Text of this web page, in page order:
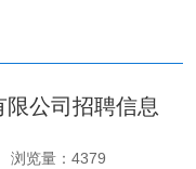
公司招聘信息
浏览量： 4379